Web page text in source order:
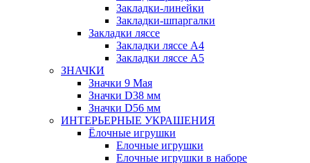
Закладки-линейки
Закладки-шпаргалки
Закладки ляссе
Закладки ляссе А4
Закладки ляссе А5
ЗНАЧКИ
Значки 9 Мая
Значки D38 мм
Значки D56 мм
ИНТЕРЬЕРНЫЕ УКРАШЕНИЯ
Ёлочные игрушки
Елочные игрушки
Елочные игрушки в наборе